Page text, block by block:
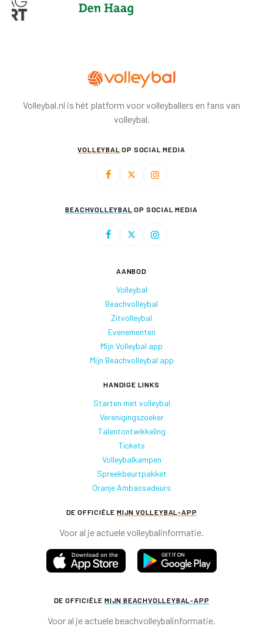
Volleybal.nl is hét platform voor volleyballers en fans van
volleybal.
VOLLEYBAL OP SOCIAL MEDIA
BEACHVOLLEYBAL OP SOCIAL MEDIA
AANBOD
Volleybal
Beachvolleybal
Zitvolleybal
Evenementen
Mijn Volleybal app
Mijn Beachvolleybal app
HANDIGE LINKS
Starten met volleybal
Verenigingszoeker
Talentontwikkeling
Tickets
Volleybalkampen
Spreekbeurtpakket
Oranje Ambassadeurs
DE OFFICIËLE MIJN VOLLEYBAL-APP
Voor al je actuele volleybalinformatie.
DE OFFICIËLE MIJN BEACHVOLLEYBAL-APP
Voor al je actuele beachvolleybalinformatie.